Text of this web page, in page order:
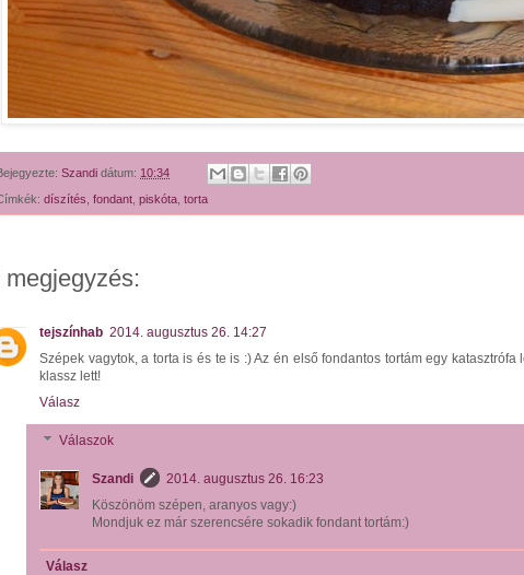
Szandi dátum: 10:34
díszítés, fondant, piskóta, torta
megjegyzés:
tejszínhab 2014. augusztus 26. 14:27
Szépek vagytok, a torta is és te is :) Az én első fondantos tortám egy
klassz lett!
Válasz
Válaszok
Szandi
2014. augusztus 26. 16:23
Köszönöm szépen, aranyos vagy:)
Mondjuk ez már szerencsére sokadik fondant tortám:)
Válasz